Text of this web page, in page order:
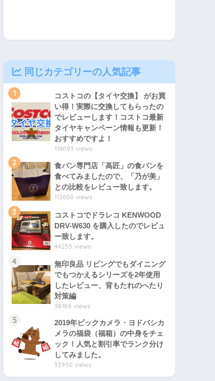
同じカテゴリーの人気記事
1
コストコの【タイヤ交換】 がお買
い得！実際に交換してもらったの
でレビューします！コストコ最新
タイヤキャンペーン情報も更新！
おすすめですよ！
116093 views
2
食パン専門店「高匠」の食パンを
食べてみましたので、「乃が美」
との比較をレビュー致します。
112650 views
3
コストコでドラレコ KENWOOD
DRV-W630 を購入したのでレビュ
ー致します。
44255 views
4
無印良品 リビングでもダイニング
でもつかえるシリーズを2年使用
したレビュー、背もたれのへたり
対策編
38188 views
5
2019年ビックカメラ・ヨドバシカ
メラの福袋（福箱）の中身をチェ
ック！人気と割引率でランク分け
してみました。
33950 views